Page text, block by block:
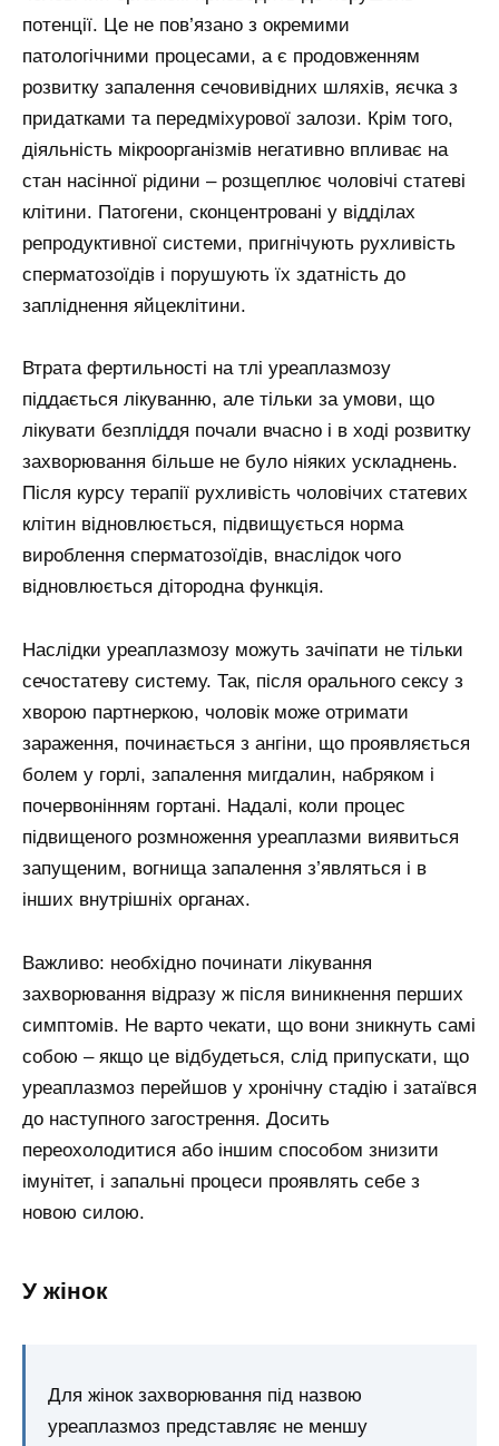
потенції. Це не пов’язано з окремими
патологічними процесами, а є продовженням
розвитку запалення сечовивідних шляхів, яєчка з
придатками та передміхурової залози. Крім того,
діяльність мікроорганізмів негативно впливає на
стан насінної рідини – розщеплює чоловічі статеві
клітини. Патогени, сконцентровані у відділах
репродуктивної системи, пригнічують рухливість
сперматозоїдів і порушують їх здатність до
запліднення яйцеклітини.
Втрата фертильності на тлі уреаплазмозу
піддається лікуванню, але тільки за умови, що
лікувати безпліддя почали вчасно і в ході розвитку
захворювання більше не було ніяких ускладнень.
Після курсу терапії рухливість чоловічих статевих
клітин відновлюється, підвищується норма
вироблення сперматозоїдів, внаслідок чого
відновлюється дітородна функція.
Наслідки уреаплазмозу можуть зачіпати не тільки
сечостатеву систему. Так, після орального сексу з
хворою партнеркою, чоловік може отримати
зараження, починається з ангіни, що проявляється
болем у горлі, запалення мигдалин, набряком і
почервонінням гортані. Надалі, коли процес
підвищеного розмноження уреаплазми виявиться
запущеним, вогнища запалення з’являться і в
інших внутрішніх органах.
Важливо: необхідно починати лікування
захворювання відразу ж після виникнення перших
симптомів. Не варто чекати, що вони зникнуть самі
собою – якщо це відбудеться, слід припускати, що
уреаплазмоз перейшов у хронічну стадію і затаївся
до наступного загострення. Досить
переохолодитися або іншим способом знизити
імунітет, і запальні процеси проявлять себе з
новою силою.
У жінок
Для жінок захворювання під назвою
уреаплазмоз представляє не меншу